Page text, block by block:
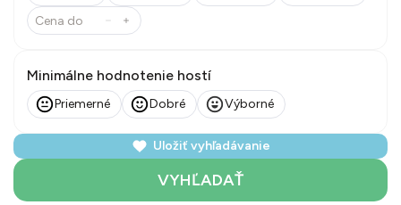
Minimálne hodnotenie hostí
Priemerné Dobré Výborné
Uložiť vyhľadávanie
VYHĽADAŤ